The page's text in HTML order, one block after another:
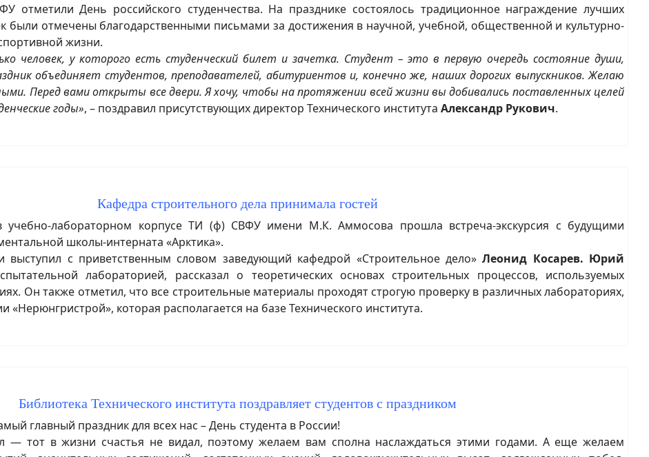
День российского студенчества. На празднике состоялось традиционное награждение лучших
были отмечены благодарственными письмами за достижения в научной, учебной, общественной и культурно-
жизни.
человек, у которого есть студенческий билет и зачетка. Студент – это в первую очередь состояние души,
объединяет студентов, преподавателей, абитуриентов и, конечно же, наших дорогих выпускников. Желаю
Перед вами открыты все двери. Я хочу, чтобы на протяжении всей жизни вы добивались поставленных целей
годы», – поздравил присутствующих директор Технического института Александр Рукович.
Кафедра строительного дела принимала гостей
лабораторном корпусе ТИ (ф) СВФУ имени М.К. Аммосова прошла встреча-экскурсия с будущими
школы-интерната «Арктика».
с приветственным словом заведующий кафедрой «Строительное дело»Леонид Косарев. Юрий
лабораторией, рассказал о теоретических основах строительных процессов, используемых
Он также отметил, что все строительные материалы проходят строгую проверку в различных лабораториях,
которая располагается на базе Технического института.
Библиотека Технического института поздравляет студентов с праздником
главный праздник для всех нас – День студента в России!
тот в жизни счастья не видал, поэтому желаем вам сполна наслаждаться этими годами. А еще желаем